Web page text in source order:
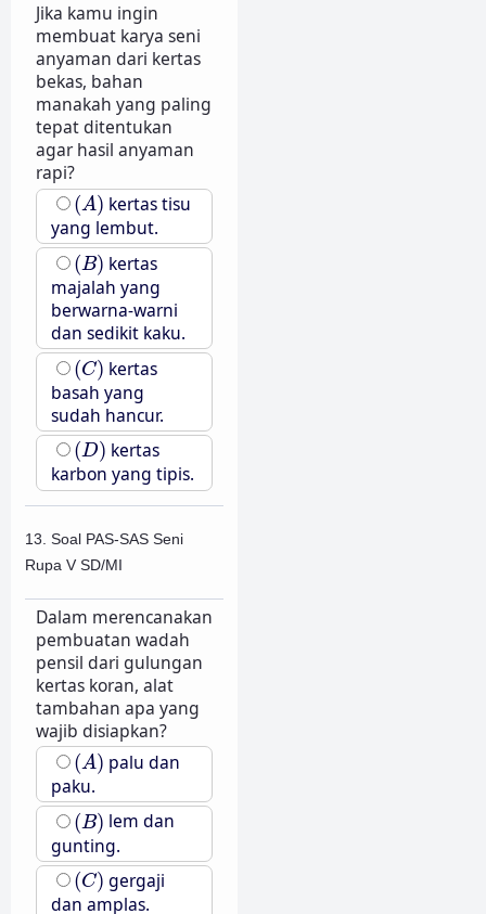
Jika kamu ingin
membuat karya seni
anyaman dari kertas
bekas, bahan
manakah yang paling
tepat ditentukan
agar hasil anyaman
rapi?
(A)
(A) kertas tisu
yang lembut.
(B)
(B) kertas
majalah yang
berwarna-warni
dan sedikit kaku.
(C)
(C) kertas
basah yang
sudah hancur.
(D)
(D) kertas
karbon yang tipis.
13. Soal PAS-SAS Seni
Rupa V SD/MI
Dalam merencanakan
pembuatan wadah
pensil dari gulungan
kertas koran, alat
tambahan apa yang
wajib disiapkan?
(A)
(A) palu dan
paku.
(B)
(B) lem dan
gunting.
(C)
(C) gergaji
dan amplas.